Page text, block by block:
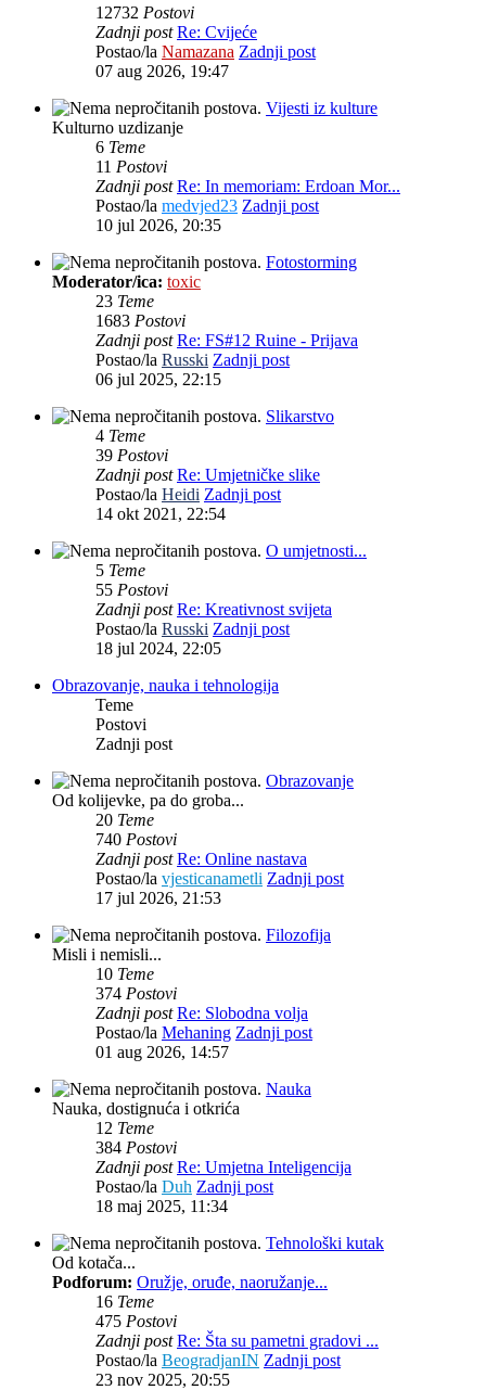
12732 Postovi
Zadnji post Re: Cvijeće
Postao/la Namazana Zadnji post
07 aug 2026, 19:47
Vijesti iz kulture
Kulturno uzdizanje
6 Teme
11 Postovi
Zadnji post Re: In memoriam: Erdoan Mor...
Postao/la medvjed23 Zadnji post
10 jul 2026, 20:35
Fotostorming
Moderator/ica: toxic
23 Teme
1683 Postovi
Zadnji post Re: FS#12 Ruine - Prijava
Postao/la Russki Zadnji post
06 jul 2025, 22:15
Slikarstvo
4 Teme
39 Postovi
Zadnji post Re: Umjetničke slike
Postao/la Heidi Zadnji post
14 okt 2021, 22:54
O umjetnosti...
5 Teme
55 Postovi
Zadnji post Re: Kreativnost svijeta
Postao/la Russki Zadnji post
18 jul 2024, 22:05
Obrazovanje, nauka i tehnologija
Teme
Postovi
Zadnji post
Obrazovanje
Od kolijevke, pa do groba...
20 Teme
740 Postovi
Zadnji post Re: Online nastava
Postao/la vjesticanametli Zadnji post
17 jul 2026, 21:53
Filozofija
Misli i nemisli...
10 Teme
374 Postovi
Zadnji post Re: Slobodna volja
Postao/la Mehaning Zadnji post
01 aug 2026, 14:57
Nauka
Nauka, dostignuća i otkrića
12 Teme
384 Postovi
Zadnji post Re: Umjetna Inteligencija
Postao/la Duh Zadnji post
18 maj 2025, 11:34
Tehnološki kutak
Od kotača...
Podforum: Oružje, oruđe, naoružanje...
16 Teme
475 Postovi
Zadnji post Re: Šta su pametni gradovi ...
Postao/la BeogradjanIN Zadnji post
23 nov 2025, 20:55